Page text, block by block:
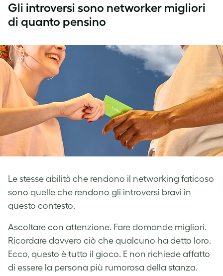
Gli introversi sono networker migliori
di quanto pensino
Le stesse abilità che rendono il networking faticoso
sono quelle che rendono gli introversi bravi in
questo contesto.
Ascoltare con attenzione. Fare domande migliori.
Ricordare davvero ciò che qualcuno ha detto loro.
Ecco, questo è tutto il gioco. E non richiede affatto
di essere la persona più rumorosa della stanza.